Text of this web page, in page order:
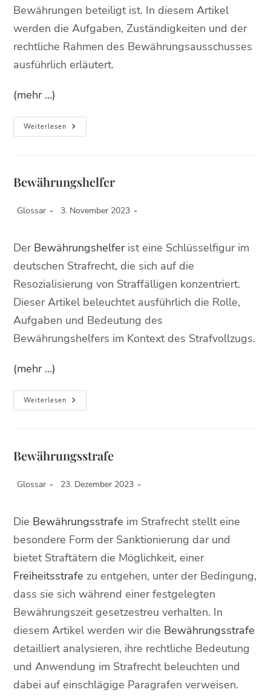
Bewährungen beteiligt ist. In diesem Artikel
werden die Aufgaben, Zuständigkeiten und der
rechtliche Rahmen des Bewährungsausschusses
ausführlich erläutert.
(mehr …)
Weiterlesen
Bewährungshelfer
Glossar 3. November 2023
Der Bewährungshelferist eine Schlüsselfigur im
deutschen Strafrecht, die sich auf die
Resozialisierung von Straffälligen konzentriert.
Dieser Artikel beleuchtet ausführlich die Rolle,
Aufgaben und Bedeutung des
Bewährungshelfers im Kontext des Strafvollzugs.
(mehr …)
Weiterlesen
Bewährungsstrafe
Glossar 23. Dezember 2023
Die Bewährungsstrafe im Strafrecht stellt eine
besondere Form der Sanktionierung dar und
bietet Straftätern die Möglichkeit, einer
Freiheitsstrafe zu entgehen, unter der Bedingung,
dass sie sich während einer festgelegten
Bewährungszeit gesetzestreu verhalten. In
diesem Artikel werden wir die Bewährungsstrafe
detailliert analysieren, ihre rechtliche Bedeutung
und Anwendung im Strafrecht beleuchten und
dabei auf einschlägige Paragrafen verweisen.